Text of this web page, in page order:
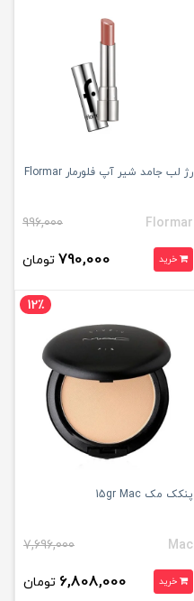
رژ لب جامد شیر آپ فلورمار Flormar
Flormar
996,000
خرید 790,000 تومان
12٪
پنکک مک 15gr Mac
Mac
7,696,000
خرید 6,808,000 تومان